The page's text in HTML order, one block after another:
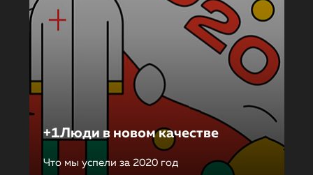
+1Люди в новом качестве
Что мы успели за 2020 год